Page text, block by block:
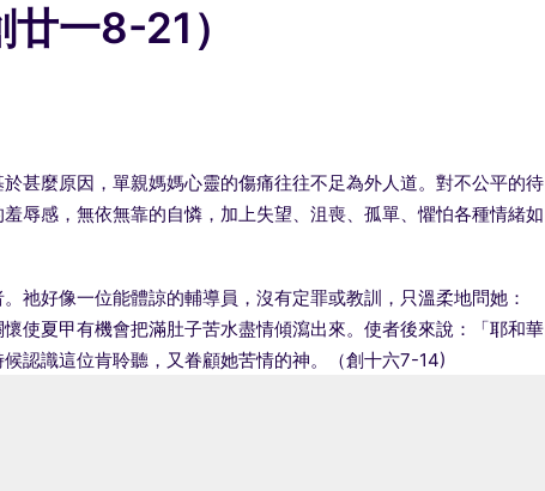
一8-21）
甚麼原因，單親媽媽心靈的傷痛往往不足為外人道。對不公平的待
辱感，無依無靠的自憐，加上失望、沮喪、孤單、懼怕各種情緒如
祂好像一位能體諒的輔導員，沒有定罪或教訓，只溫柔地問她：
懷使夏甲有機會把滿肚子苦水盡情傾瀉出來。使者後來說：「耶和華
認識這位肯聆聽，又眷顧她苦情的神。（創十六7-14)